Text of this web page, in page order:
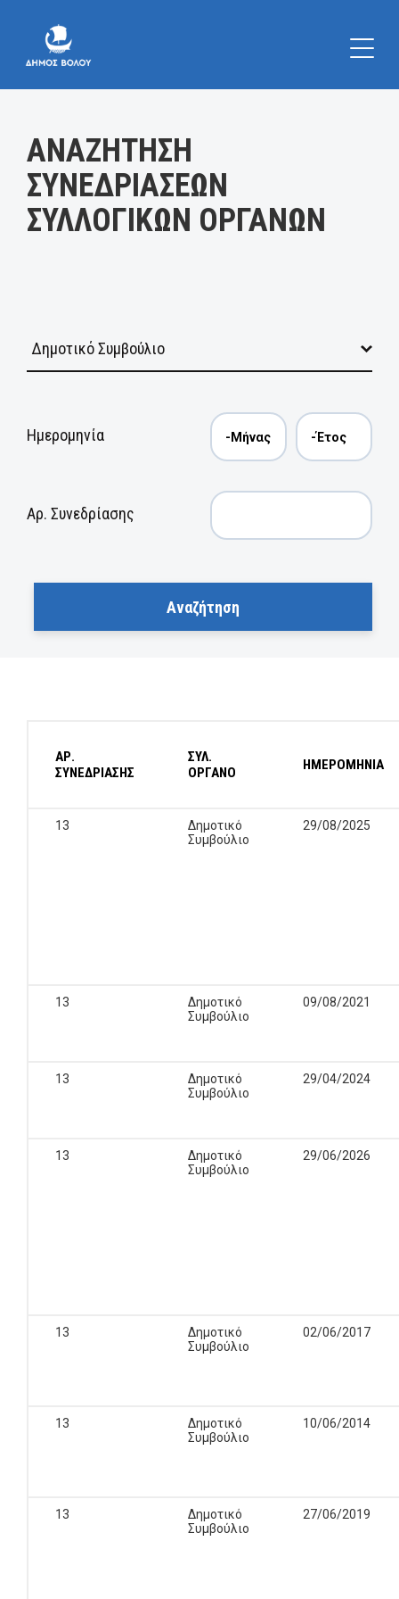
ΑΝΑΖΗΤΗΣΗ
ΣΥΝΕΔΡΙΑΣΕΩΝ
ΣΥΛΛΟΓΙΚΩΝ ΟΡΓΑΝΩΝ
Ημερομηνία
Αρ. Συνεδρίασης
ΑΡ.
ΣΥΝΕΔΡΙΑΣΗΣ
ΣΥΛ.
ΟΡΓΑΝΟ
ΗΜΕΡΟΜΗΝΙΑ
13
Δημοτικό
Συμβούλιο
29/08/2025
13
Δημοτικό
Συμβούλιο
09/08/2021
13
Δημοτικό
Συμβούλιο
29/04/2024
13
Δημοτικό
Συμβούλιο
29/06/2026
13
Δημοτικό
Συμβούλιο
02/06/2017
13
Δημοτικό
Συμβούλιο
10/06/2014
13
Δημοτικό
Συμβούλιο
27/06/2019